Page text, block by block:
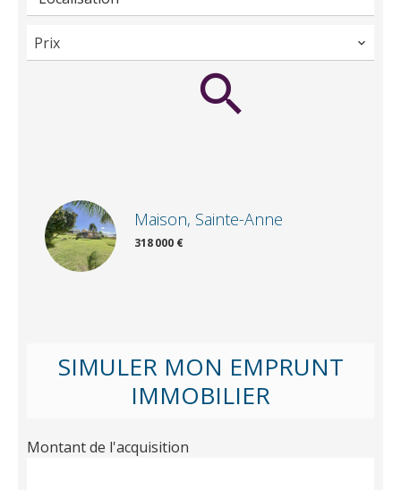
Prix
Maison, Sainte-Anne
318 000 €
SIMULER MON EMPRUNT
IMMOBILIER
Montant de l'acquisition